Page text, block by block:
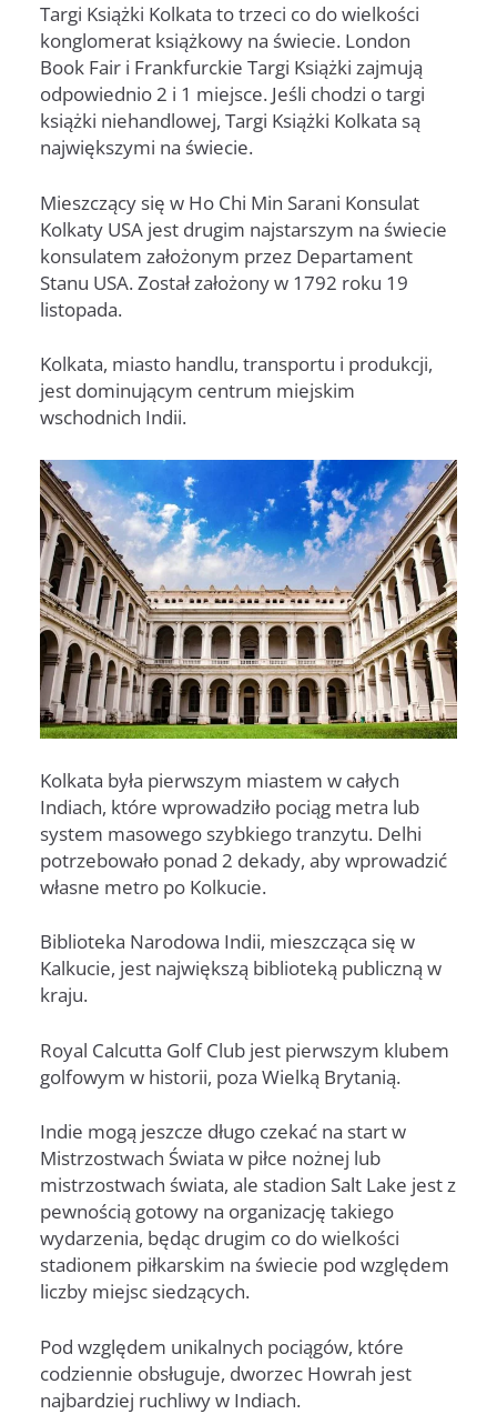
Targi Książki Kolkata to trzeci co do wielkości
konglomerat książkowy na świecie. London
Book Fair i Frankfurckie Targi Książki zajmują
odpowiednio 2 i 1 miejsce. Jeśli chodzi o targi
książki niehandlowej, Targi Książki Kolkata są
największymi na świecie.
Mieszczący się w Ho Chi Min Sarani Konsulat
Kolkaty USA jest drugim najstarszym na świecie
konsulatem założonym przez Departament
Stanu USA. Został założony w 1792 roku 19
listopada.
Kolkata, miasto handlu, transportu i produkcji,
jest dominującym centrum miejskim
wschodnich Indii.
Kolkata była pierwszym miastem w całych
Indiach, które wprowadziło pociąg metra lub
system masowego szybkiego tranzytu. Delhi
potrzebowało ponad 2 dekady, aby wprowadzić
własne metro po Kolkucie.
Biblioteka Narodowa Indii, mieszcząca się w
Kalkucie, jest największą biblioteką publiczną w
kraju.
Royal Calcutta Golf Club jest pierwszym klubem
golfowym w historii, poza Wielką Brytanią.
Indie mogą jeszcze długo czekać na start w
Mistrzostwach Świata w piłce nożnej lub
mistrzostwach świata, ale stadion Salt Lake jest z
pewnością gotowy na organizację takiego
wydarzenia, będąc drugim co do wielkości
stadionem piłkarskim na świecie pod względem
liczby miejsc siedzących.
Pod względem unikalnych pociągów, które
codziennie obsługuje, dworzec Howrah jest
najbardziej ruchliwy w Indiach.